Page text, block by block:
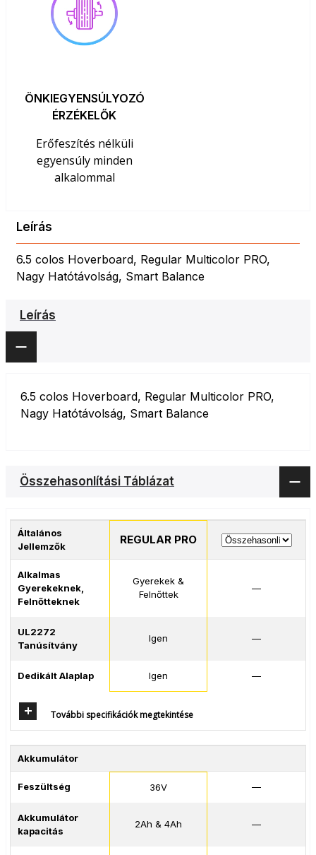
ÖNKIEGYENSÚLYOZÓ
ÉRZÉKELŐK
Erőfeszítés nélküli
egyensúly minden
alkalommal
Leírás
6.5 colos Hoverboard, Regular Multicolor PRO,
Nagy Hatótávolság, Smart Balance
Leírás
6.5 colos Hoverboard, Regular Multicolor PRO,
Nagy Hatótávolság, Smart Balance
Összehasonlítási Táblázat
Általános
Jellemzők
REGULAR PRO
Alkalmas
Gyerekeknek,
Felnőtteknek
Gyerekek &
Felnőttek
—
UL2272
Tanúsítvány
Igen —
Dedikált Alaplap Igen —
További specifikációk megtekintése
Akkumulátor
Feszültség 36V —
Akkumulátor
kapacitás
2Ah & 4Ah —